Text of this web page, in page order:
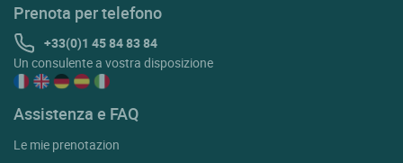
Prenota per telefono
+33(0)1 45 84 83 84
Un consulente a vostra disposizione
Assistenza e FAQ
Le mie prenotazion